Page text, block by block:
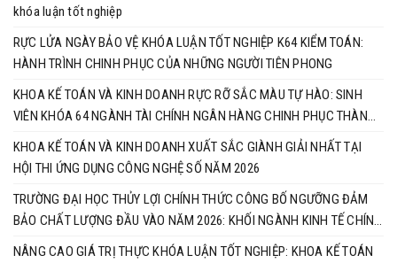
khóa luận tốt nghiệp
RỰC LỬA NGÀY BẢO VỆ KHÓA LUẬN TỐT NGHIỆP K64 KIỂM TOÁN:
HÀNH TRÌNH CHINH PHỤC CỦA NHỮNG NGƯỜI TIÊN PHONG
KHOA KẾ TOÁN VÀ KINH DOANH RỰC RỠ SẮC MÀU TỰ HÀO: SINH
VIÊN KHÓA 64 NGÀNH TÀI CHÍNH NGÂN HÀNG CHINH PHỤC THÀNH
CÔNG KHÓA LUẬN TỐT NGHIỆP
KHOA KẾ TOÁN VÀ KINH DOANH XUẤT SẮC GIÀNH GIẢI NHẤT TẠI
HỘI THI ỨNG DỤNG CÔNG NGHỆ SỐ NĂM 2026
TRƯỜNG ĐẠI HỌC THỦY LỢI CHÍNH THỨC CÔNG BỐ NGƯỠNG ĐẢM
BẢO CHẤT LƯỢNG ĐẦU VÀO NĂM 2026: KHỐI NGÀNH KINH TẾ CHÍNH
THỨC VÀO CUỘC ĐUA RỰC LỬA
NÂNG CAO GIÁ TRỊ THỰC KHÓA LUẬN TỐT NGHIỆP: KHOA KẾ TOÁN